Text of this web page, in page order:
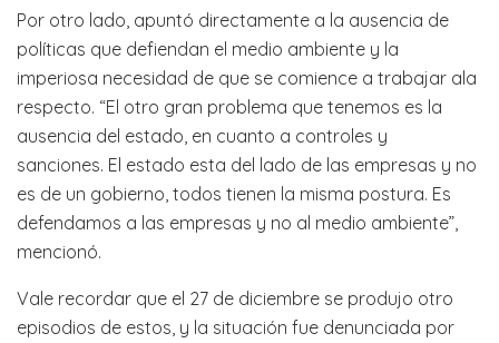
Por otro lado, apuntó directamente a la ausencia de
políticas que defiendan el medio ambiente y la
imperiosa necesidad de que se comience a trabajar ala
respecto. “El otro gran problema que tenemos es la
ausencia del estado, en cuanto a controles y
sanciones. El estado esta del lado de las empresas y no
es de un gobierno, todos tienen la misma postura. Es
defendamos a las empresas y no al medio ambiente”,
mencionó.
Vale recordar que el 27 de diciembre se produjo otro
episodios de estos, y la situación fue denunciada por